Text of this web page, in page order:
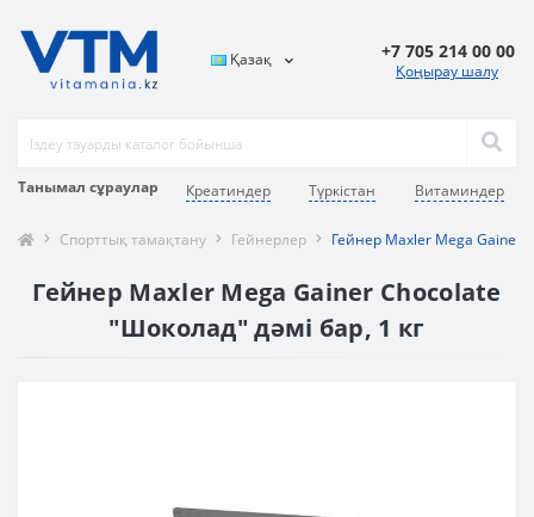
Танымал сұраулар Креатиндер Түркістан Витаминдер
Қазақ +7 705 214 00 00
Қоңырау шалу
Спорттық тамақтану Гейнерлер Гейнер Maxler Mega Gainer
Гейнер Maxler Mega Gainer Chocolate
"Шоколад" дәмі бар, 1 кг